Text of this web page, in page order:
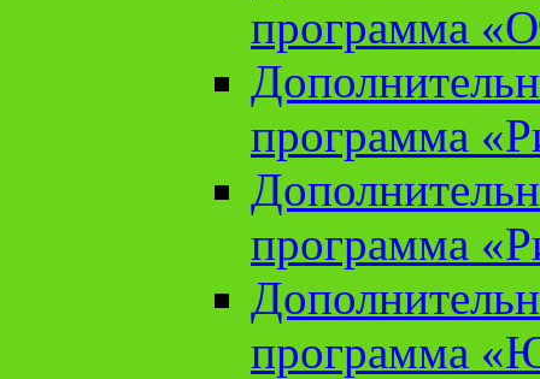
программа
программа
программа
программа